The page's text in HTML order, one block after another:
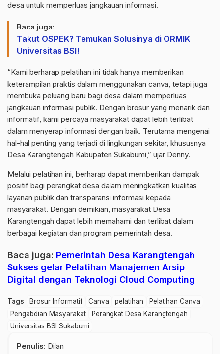
desa untuk memperluas jangkauan informasi.
Baca juga:
Takut OSPEK? Temukan Solusinya di ORMIK
Universitas BSI!
“Kami berharap pelatihan ini tidak hanya memberikan
keterampilan praktis dalam menggunakan canva, tetapi juga
membuka peluang baru bagi desa dalam memperluas
jangkauan informasi publik. Dengan brosur yang menarik dan
informatif, kami percaya masyarakat dapat lebih terlibat
dalam menyerap informasi dengan baik. Terutama mengenai
hal-hal penting yang terjadi di lingkungan sekitar, khususnya
Desa Karangtengah Kabupaten Sukabumi,” ujar Denny.
Melalui pelatihan ini, berharap dapat memberikan dampak
positif bagi perangkat desa dalam meningkatkan kualitas
layanan publik dan transparansi informasi kepada
masyarakat. Dengan demikian, masyarakat Desa
Karangtengah dapat lebih memahami dan terlibat dalam
berbagai kegiatan dan program pemerintah desa.
Baca juga: Pemerintah Desa Karangtengah
Sukses gelar Pelatihan Manajemen Arsip
Digital dengan Teknologi Cloud Computing
Tags Brosur Informatif Canva pelatihan
Pelatihan Canva
Pengabdian Masyarakat
Perangkat Desa Karangtengah
Universitas BSI Sukabumi
Penulis: Dilan